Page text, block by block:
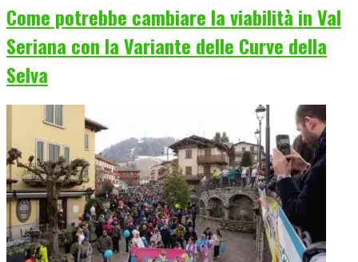
Come potrebbe cambiare la viabilità in Val
Seriana con la Variante delle Curve della
Selva